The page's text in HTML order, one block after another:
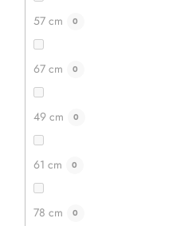
57 cm 0
67 cm 0
49 cm 0
61 cm 0
78 cm 0
Aktion